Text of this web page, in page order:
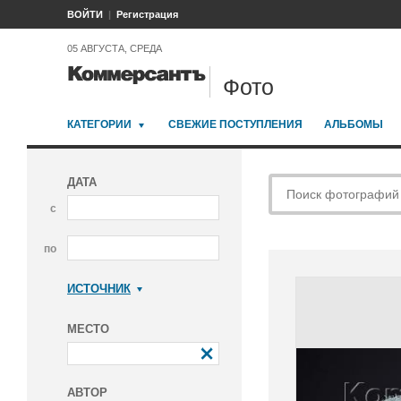
ВОЙТИ Регистрация
05 АВГУСТА, СРЕДА
Фото
КАТЕГОРИИ СВЕЖИЕ ПОСТУПЛЕНИЯ АЛЬБОМЫ
ДАТА
с
по
ИСТОЧНИК
МЕСТО
АВТОР